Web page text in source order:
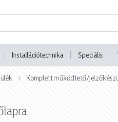
Installációtechnika Speciális
Komplett működtető/